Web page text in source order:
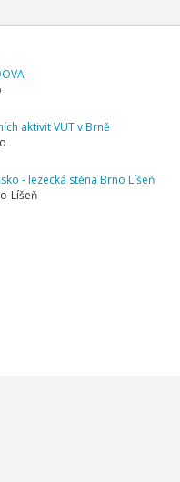
aktivit VUT v Brně
- lezecká stěna Brno Líšeň
Líšeň